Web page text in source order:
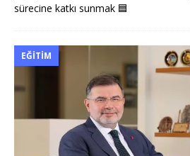
sürecine katkı sunmak 🟦
EĞITIM